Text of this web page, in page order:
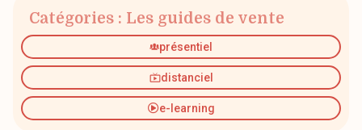
Catégories : Les guides de vente
présentiel
distanciel
e-learning